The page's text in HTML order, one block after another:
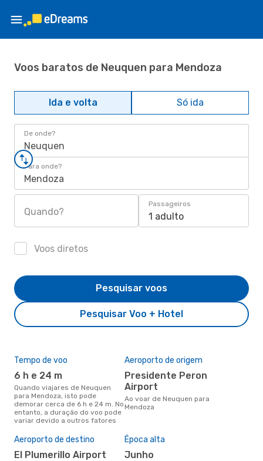
Voos baratos de Neuquen para Mendoza
Ida e volta Só ida
De onde?
Neuquen
Para onde?
Mendoza
Quando?
Passageiros
1 adulto
Voos diretos
Pesquisar Voo + Hotel
Pesquisar voos
Tempo de voo
6 h e 24 m
Quando viajares de Neuquen
para Mendoza, isto pode
demorar cerca de 6 h e 24 m. No
entanto, a duração do voo pode
variar devido a outros fatores
Aeroporto de origem
Presidente Peron
Airport
Ao voar de Neuquen para
Mendoza
Aeroporto de destino
El Plumerillo Airport
Época alta
junho